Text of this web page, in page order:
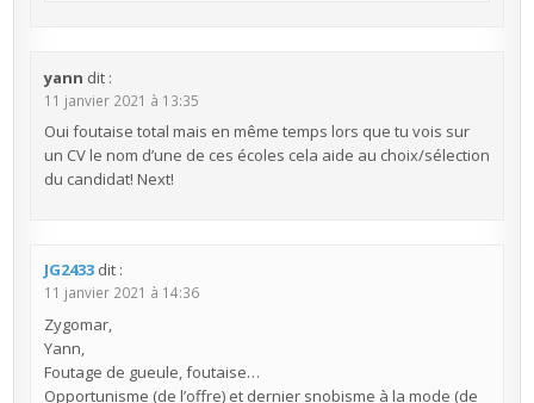
yann dit :
11 janvier 2021 à 13:35
Oui foutaise total mais en même temps lors que tu vois sur
un CV le nom d’une de ces écoles cela aide au choix/sélection
du candidat! Next!
JG2433 dit :
11 janvier 2021 à 14:36
Zygomar,
Yann,
Foutage de gueule, foutaise…
Opportunisme (de l’offre) et dernier snobisme à la mode (de